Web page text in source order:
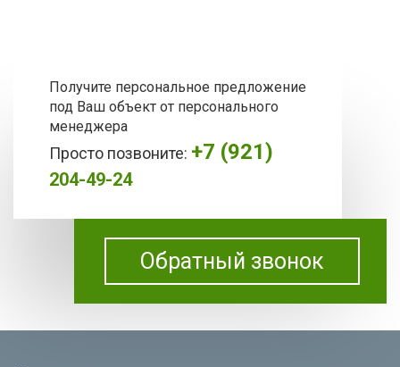
Получите персональное предложение
под Ваш объект от персонального
менеджера
Просто позвоните: +7 (921)
204-49-24
Обратный звонок